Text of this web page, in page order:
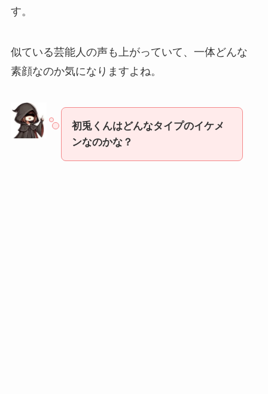
す。
似ている芸能人の声も上がっていて、一体どんな
素顔なのか気になりますよね。
初兎くんはどんなタイプのイケメ
ンなのかな？